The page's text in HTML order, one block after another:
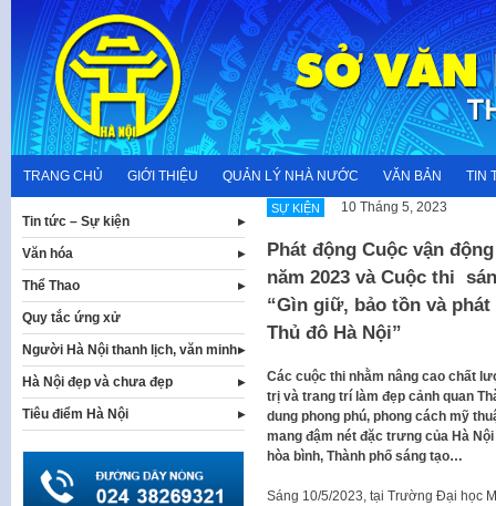
content
TRANG CHỦ GIỚI THIỆU QUẢN LÝ NHÀ NƯỚC VĂN BẢN TIN
SỰ KIỆN 10 Tháng 5, 2023
Phát động Cuộc vận
năm 2023 và Cuộc thi
“Gìn giữ, bảo tồn và
Thủ đô Hà Nội”
Các cuộc thi nhằm nâng cao chất
trị và trang trí làm đẹp cảnh quan
dung phong phú, phong cách mỹ
mang đậm nét đặc trưng của Hà
hòa bình, Thành phố sáng tạo…
Sáng 10/5/2023, tại Trường Đại học
Tin tức – Sự kiện
Văn hóa
Thể Thao
Quy tắc ứng xử
Người Hà Nội thanh lịch, văn minh
Hà Nội đẹp và chưa đẹp
Tiêu điểm Hà Nội